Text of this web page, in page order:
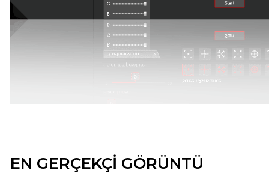
EN GERÇEKÇİ GÖRÜNTÜ